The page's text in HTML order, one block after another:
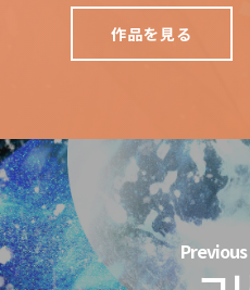
作品を見る